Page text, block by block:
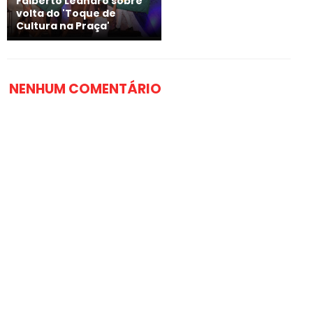
volta do 'Toque de
Cultura na Praça'
NENHUM COMENTÁRIO